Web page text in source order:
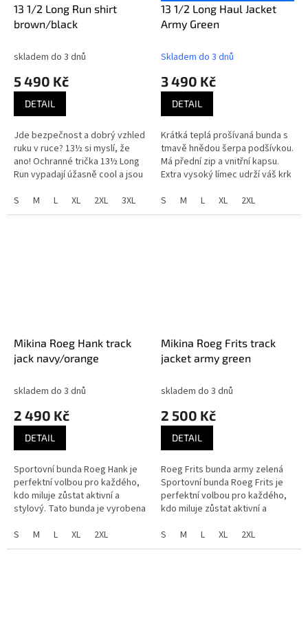
13 1/2 Long Run shirt
brown/black
skladem do 3 dnů
5 490 Kč
DETAIL
Jde bezpečnost a dobrý vzhled
ruku v ruce? 13½ si myslí, že
ano! Ochranné trička 13½ Long
Run vypadají úžasně cool a jsou
zvládli? Všechny...
S M L XL 2XL 3XL
13 1/2 Long Haul Jacket
Army Green
Skladem do 3 dnů
3 490 Kč
DETAIL
Krátká teplá prošívaná bunda s
tmavě hnědou šerpa podšívkou.
Má přední zip a vnitřní kapsu.
Extra vysoký límec udrží váš krk
kapsu ve stylu letecké...
S M L XL 2XL
Mikina Roeg Hank track
jack navy/orange
skladem do 3 dnů
2 490 Kč
DETAIL
Sportovní bunda Roeg Hank je
perfektní volbou pro každého,
kdo miluje zůstat aktivní a
stylový. Tato bunda je vyrobena
která vás udrží v pohodlí a...
S M L XL 2XL
Mikina Roeg Frits track
jacket army green
skladem do 3 dnů
2 500 Kč
DETAIL
Roeg Frits bunda army zelená
Sportovní bunda Roeg Frits je
perfektní volbou pro každého,
kdo miluje zůstat aktivní a
z prodyšné a odolné...
S M L XL 2XL